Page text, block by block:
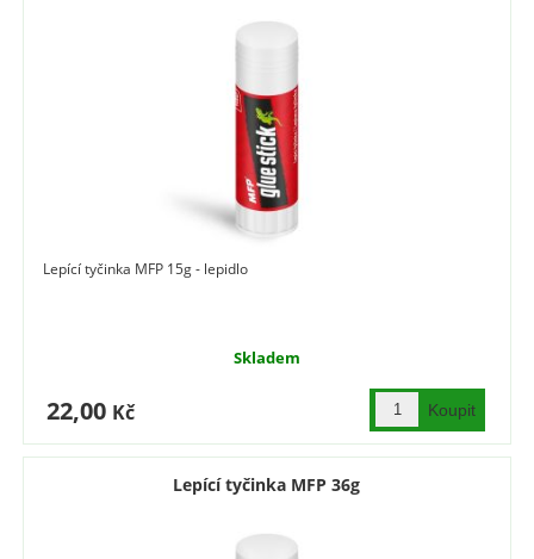
Lepící tyčinka MFP 15g - lepidlo
Skladem
22,00 Kč
Lepící tyčinka MFP 36g